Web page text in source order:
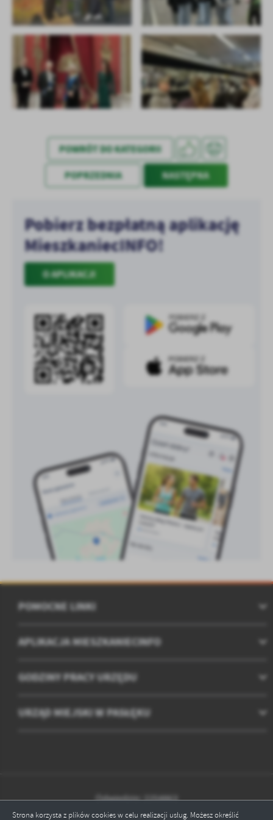
Strona korzysta z plików cookies w celu realizacji usług. Możesz określić
treści w postaci wiadomości, ofert, komunikatów mediów
społecznościowych.
POWRÓT DO KATEGORII
POPRZEDNIA NASTĘPNA
Pobierz bezpłatną aplikację
MieszkaniecINFO!
O APLIKACJI
POMOCNE LINKI
APLIKACJA MIESZKANIECINFO
GODZINY PRACY URZĘDU
URZĄD MIEJSKI W PASŁĘKU
Odwiedzin: 2254863
Online: 11